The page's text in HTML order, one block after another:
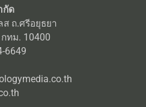
กัด
ถ.ศรีอยุธยา
ทม. 10400
6649